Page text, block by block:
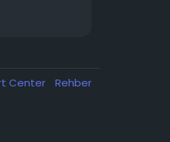
Center Rehber